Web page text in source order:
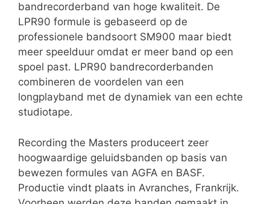
bandrecorderband van hoge kwaliteit. De
LPR90 formule is gebaseerd op de
professionele bandsoort SM900 maar biedt
meer speelduur omdat er meer band op een
spoel past. LPR90 bandrecorderbanden
combineren de voordelen van een
longplayband met de dynamiek van een echte
studiotape.
Recording the Masters produceert zeer
hoogwaardige geluidsbanden op basis van
bewezen formules van AGFA en BASF.
Productie vindt plaats in Avranches, Frankrijk.